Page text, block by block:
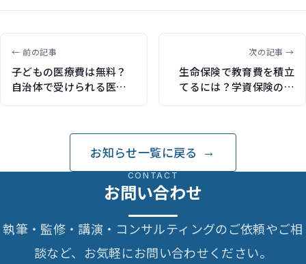
← 前の記事
子どもの医療費は無料？
自治体で受けられる医療
次の記事 →
生命保険で教育費を積立
てるには？学資保険の代
お知らせ一覧に戻る
CONTACT
お問い合わせ
執筆・監修・講演・コンサルティングのご依頼やご相
談など、お気軽にお問い合わせください。